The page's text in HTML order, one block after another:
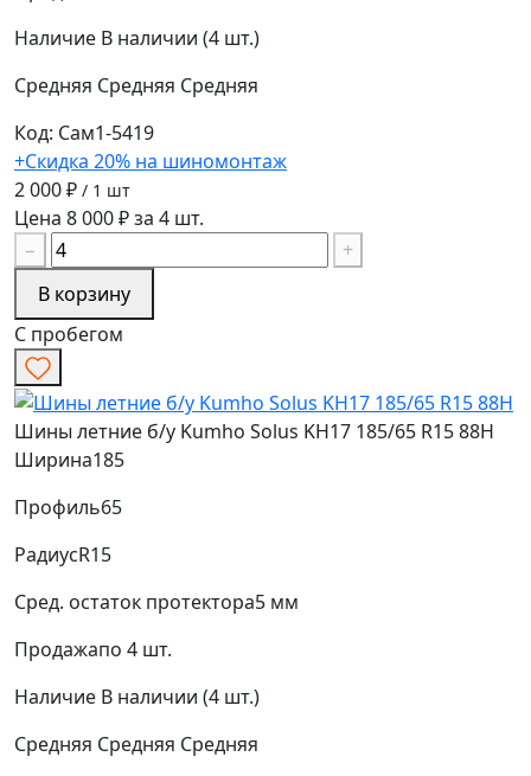
Наличие В наличии (4 шт.)
Средняя Средняя Средняя
Код: Сам1-5419
+Скидка 20% на шиномонтаж
2 000 ₽ / 1 шт
Цена 8 000 ₽ за 4 шт.
−
+
В корзину
С пробегом
Шины летние б/у Kumho Solus KH17 185/65 R15 88H
Ширина185
Профиль65
РадиусR15
Сред. остаток протектора5 мм
Продажапо 4 шт.
Наличие В наличии (4 шт.)
Средняя Средняя Средняя